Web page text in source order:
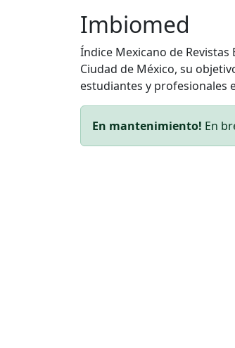
Imbiomed
Índice Mexicano de
Ciudad de México, su
estudiantes y profesionales
En mantenimiento! En